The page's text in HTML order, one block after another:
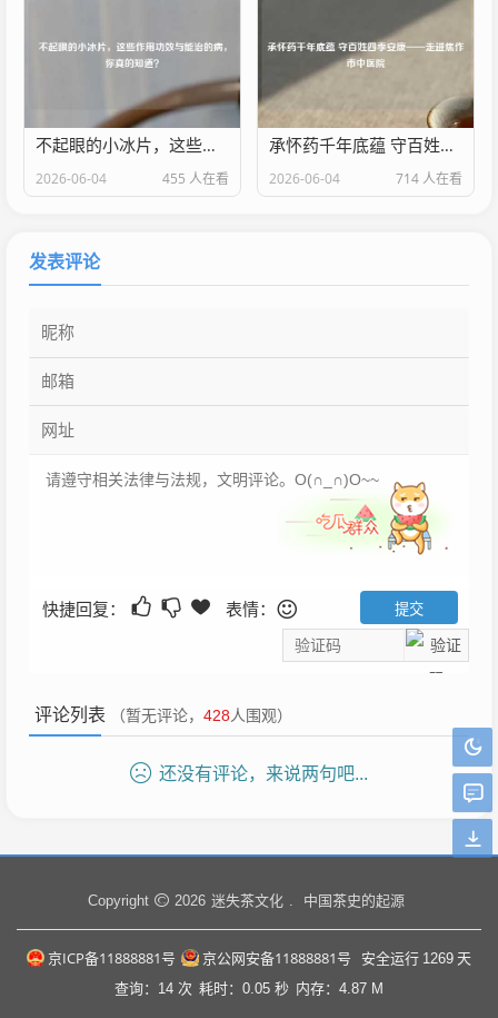
不起眼的小冰片，这些作用功效与能治的病，你真的知道？
2026-06-04 455 人在看
承怀药千年底蕴 守百姓四季安康——走进焦作市中医院
2026-06-04 714 人在看
发表评论
快捷回复： 表情：
评论列表 （暂无评论， 428人围观）
还没有评论，来说两句吧...
Copyright 2026 迷失茶文化 中国茶史的起源
京ICP备11888881号 京公网安备11888881号 安全运行 1269 天
查询：14 次 耗时：0.05 秒 内存：4.87 M